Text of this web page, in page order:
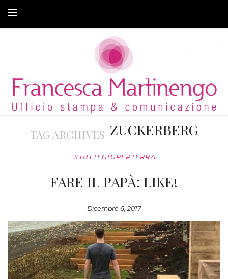
ARTICOLI
MODA ADATTIVA
CONTATTI
TAG ARCHIVES ZUCKERBERG
#TUTTEGIUPERTERRA
FARE IL PAPÀ: LIKE!
Dicembre 6, 2017